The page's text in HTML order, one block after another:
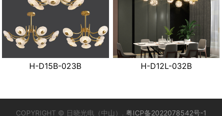
H-D15B-023B H-D12L-032B
COPYRIGHT © 日晓光电（中山）. 粤ICP备2022078542号-1